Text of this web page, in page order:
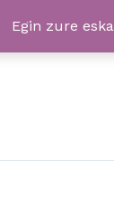
Egin zure